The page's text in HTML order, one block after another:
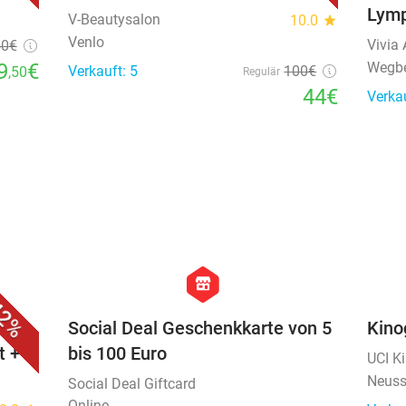
€
,50€
V-Beautysalon 10.0 star
Venlo
Verkauft: 5
Regulär 100€
44€
Vivia
+
hexagon
store
Social Deal Geschenkkarte von 5
bis 100 Euro
Social Deal Giftcard
UCI